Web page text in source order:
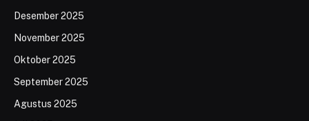
Desember 2025
November 2025
Oktober 2025
September 2025
Agustus 2025